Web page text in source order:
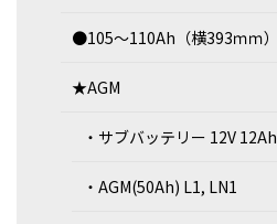
●105～110Ah（横393ｍｍ）
★AGM
・サブバッテリー 12V 12Ah
・AGM(50Ah) L1, LN1